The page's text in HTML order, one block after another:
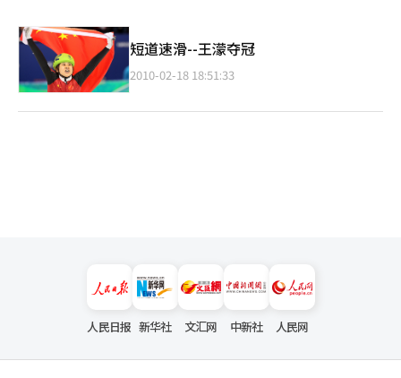
短道速滑--王濛夺冠
2010-02-18 18:51:33
人民日报 新华社 文汇网 中新社 人民网